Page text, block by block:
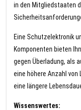
in den Mitgliedstaaten
Eine Schutzelektronik
Komponenten bieten
gegen Überladung, als
eine höhere Anzahl von
eine längere
Wissenswertes: